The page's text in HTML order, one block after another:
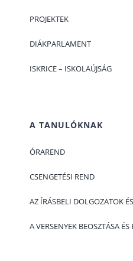
PROJEKTEK
DIÁKPARLAMENT
ISKRICE – ISKOLAÚJSÁG
A TANULÓKNAK
ÓRAREND
CSENGETÉSI REND
AZ ÍRÁSBELI DOLGOZATOK
A VERSENYEK BEOSZTÁSA